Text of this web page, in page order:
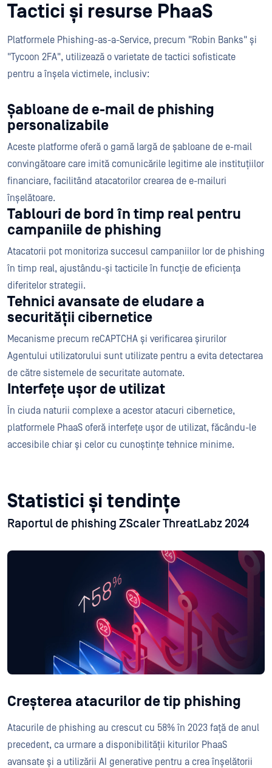
Tactici și resurse PhaaS
Platformele Phishing-as-a-Service, precum "Robin Banks" și
"Tycoon 2FA", utilizează o varietate de tactici sofisticate
pentru a înșela victimele, inclusiv:
Șabloane de e-mail de phishing
personalizabile
Aceste platforme oferă o gamă largă de șabloane de e-mail
convingătoare care imită comunicările legitime ale instituțiilor
financiare, facilitând atacatorilor crearea de e-mailuri
înșelătoare.
Tablouri de bord în timp real pentru
campaniile de phishing
Atacatorii pot monitoriza succesul campaniilor lor de phishing
în timp real, ajustându-și tacticile în funcție de eficiența
diferitelor strategii.
Tehnici avansate de eludare a
securității cibernetice
Mecanisme precum reCAPTCHA și verificarea șirurilor
Agentului utilizatorului sunt utilizate pentru a evita detectarea
de către sistemele de securitate automate.
Interfețe ușor de utilizat
În ciuda naturii complexe a acestor atacuri cibernetice,
platformele PhaaS oferă interfețe ușor de utilizat, făcându-le
accesibile chiar și celor cu cunoștințe tehnice minime.
Statistici și tendințe
Raportul de phishing ZScaler ThreatLabz 2024
Creșterea atacurilor de tip phishing
Atacurile de phishing au crescut cu 58% în 2023 față de anul
precedent, ca urmare a disponibilității kiturilor PhaaS
avansate și a utilizării AI generative pentru a crea înșelătorii